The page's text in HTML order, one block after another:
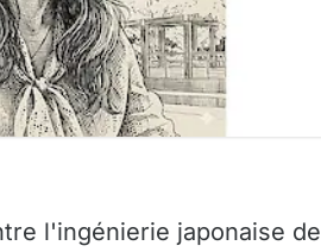
l'ingénierie japonaise de